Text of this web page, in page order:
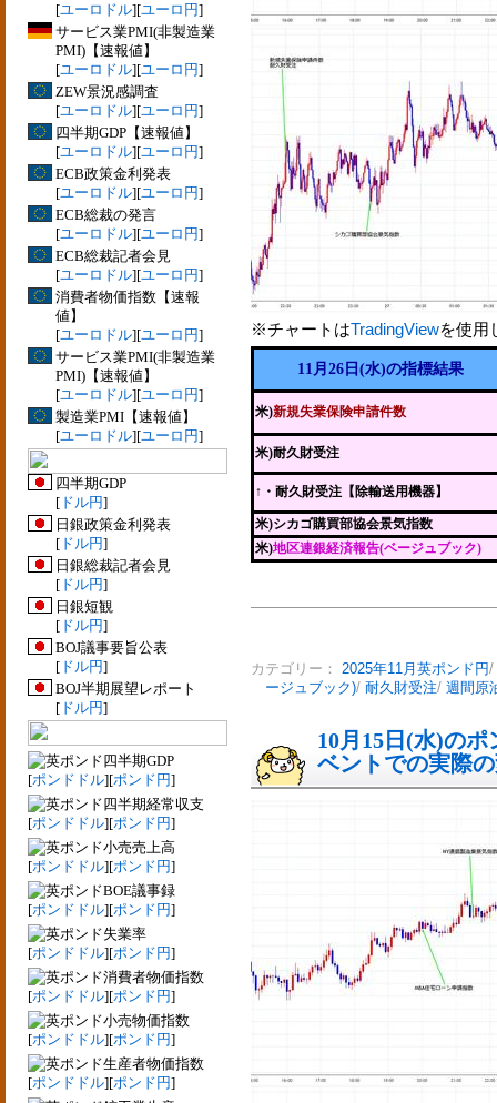
[ユーロドル][ユーロ円]
サービス業PMI(非製造業
PMI)【速報値】
[ユーロドル][ユーロ円]
ZEW景況感調査
[ユーロドル][ユーロ円]
四半期GDP【速報値】
[ユーロドル][ユーロ円]
ECB政策金利発表
[ユーロドル][ユーロ円]
ECB総裁の発言
[ユーロドル][ユーロ円]
ECB総裁記者会見
[ユーロドル][ユーロ円]
消費者物価指数【速報
値】
[ユーロドル][ユーロ円]
サービス業PMI(非製造業
PMI)【速報値】
[ユーロドル][ユーロ円]
製造業PMI【速報値】
[ユーロドル][ユーロ円]
四半期GDP
[ ドル円]
日銀政策金利発表
[ ドル円]
日銀総裁記者会見
[ ドル円]
日銀短観
[ ドル円]
BOJ議事要旨公表
[ ドル円]
BOJ半期展望レポート
[ ドル円]
四半期GDP
[ポンドドル][ポンド円]
四半期経常収支
[ポンドドル][ポンド円]
小売売上高
[ポンドドル][ポンド円]
BOE議事録
[ポンドドル][ポンド円]
失業率
[ポンドドル][ポンド円]
消費者物価指数
[ポンドドル][ポンド円]
小売物価指数
[ポンドドル][ポンド円]
生産者物価指数
[ポンドドル][ポンド円]
※チャートはTradingViewを使用
11月26日(水)の指標結果
米)新規失業保険申請件数
米)耐久財受注
↑ ・耐久財受注【除輸送用機器】
米)シカゴ購買部協会景気指数
米)地区連銀経済報告(ベージュブック)
カテゴリー： 2025年11月英ポンド円/
ージュブック)/ 耐久財受注/ 週間原
10月15日(水)の
ベントでの実際